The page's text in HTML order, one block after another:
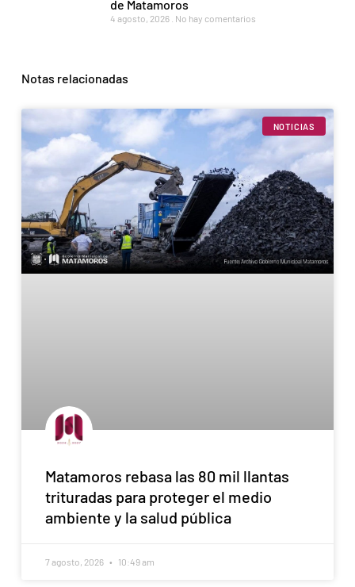
de Matamoros
4 agosto, 2026 No hay comentarios
Notas relacionadas
NOTICIAS
Matamoros rebasa las 80 mil llantas
trituradas para proteger el medio
ambiente y la salud pública
7 agosto, 2026 10:49 am